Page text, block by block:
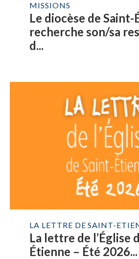
MISSIONS
Le diocèse de Saint-
recherche son/sa
d...
LA LETTRE DE SAINT-
La lettre de l’Église
Étienne – Été 2026...